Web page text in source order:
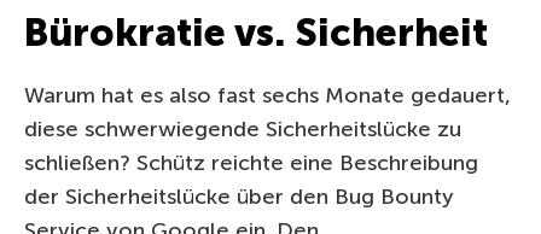
Bürokratie vs. Sicherheit
Warum hat es also fast sechs Monate gedauert,
diese schwerwiegende Sicherheitslücke zu
schließen? Schütz reichte eine Beschreibung
der Sicherheitslücke über den Bug Bounty